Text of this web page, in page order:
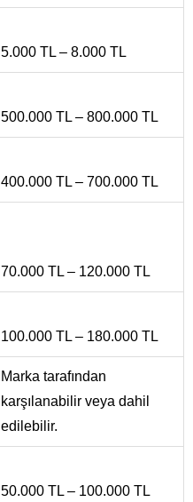
5.000 TL – 8.000 TL
500.000 TL – 800.000 TL
400.000 TL – 700.000 TL
70.000 TL – 120.000 TL
100.000 TL – 180.000 TL
Marka tarafından
karşılanabilir veya dahil
edilebilir.
50.000 TL – 100.000 TL